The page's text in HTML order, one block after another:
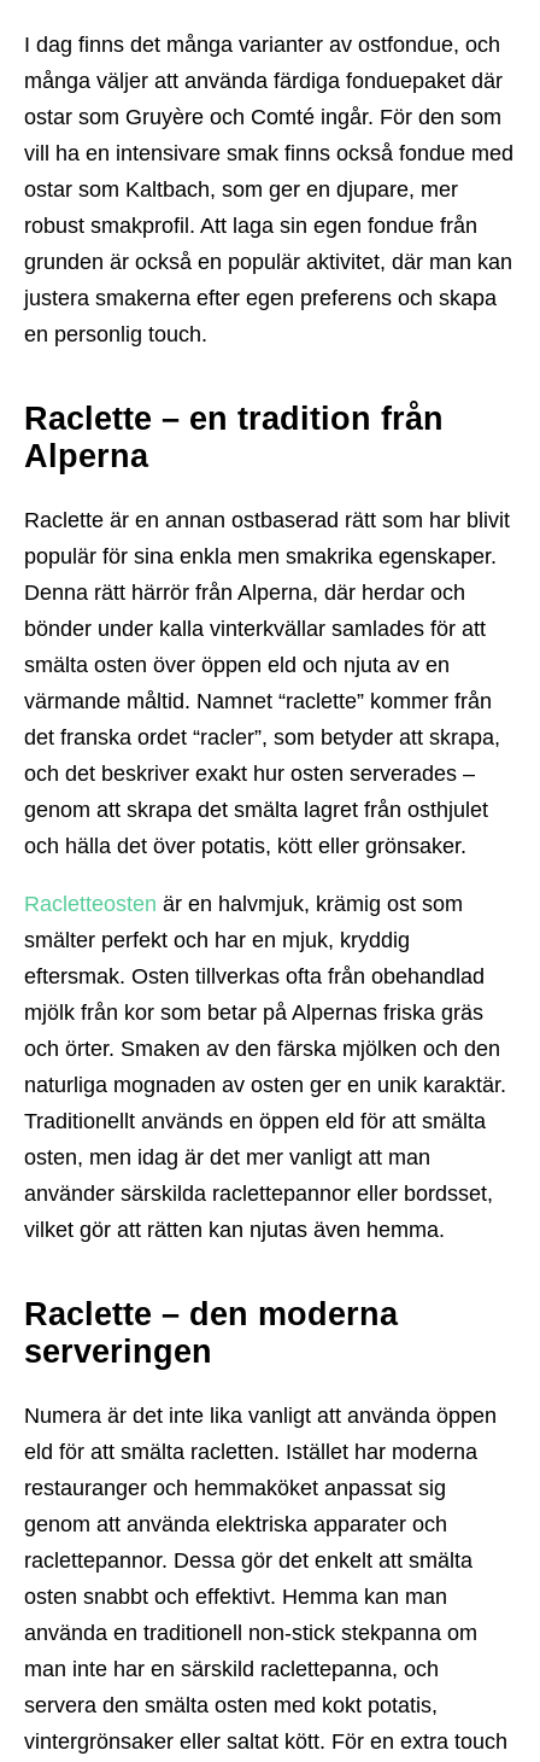
I dag finns det många varianter av ostfondue, och
många väljer att använda färdiga fonduepaket där
ostar som Gruyère och Comté ingår. För den som
vill ha en intensivare smak finns också fondue med
ostar som Kaltbach, som ger en djupare, mer
robust smakprofil. Att laga sin egen fondue från
grunden är också en populär aktivitet, där man kan
justera smakerna efter egen preferens och skapa
en personlig touch.
Raclette – en tradition från
Alperna
Raclette är en annan ostbaserad rätt som har blivit
populär för sina enkla men smakrika egenskaper.
Denna rätt härrör från Alperna, där herdar och
bönder under kalla vinterkvällar samlades för att
smälta osten över öppen eld och njuta av en
värmande måltid. Namnet “raclette” kommer från
det franska ordet “racler”, som betyder att skrapa,
och det beskriver exakt hur osten serverades –
genom att skrapa det smälta lagret från osthjulet
och hälla det över potatis, kött eller grönsaker.
Racletteosten är en halvmjuk, krämig ost som
smälter perfekt och har en mjuk, kryddig
eftersmak. Osten tillverkas ofta från obehandlad
mjölk från kor som betar på Alpernas friska gräs
och örter. Smaken av den färska mjölken och den
naturliga mognaden av osten ger en unik karaktär.
Traditionellt används en öppen eld för att smälta
osten, men idag är det mer vanligt att man
använder särskilda raclettepannor eller bordsset,
vilket gör att rätten kan njutas även hemma.
Raclette – den moderna
serveringen
Numera är det inte lika vanligt att använda öppen
eld för att smälta racletten. Istället har moderna
restauranger och hemmaköket anpassat sig
genom att använda elektriska apparater och
raclettepannor. Dessa gör det enkelt att smälta
osten snabbt och effektivt. Hemma kan man
använda en traditionell non-stick stekpanna om
man inte har en särskild raclettepanna, och
servera den smälta osten med kokt potatis,
vintergrönsaker eller saltat kött. För en extra touch